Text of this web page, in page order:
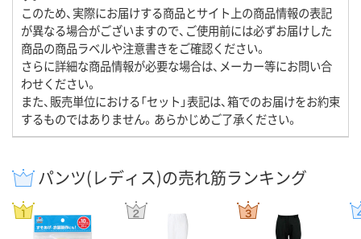
このため、実際にお届けする商品とサイト上の商品情報の表記
が異なる場合がございますので、ご使用前には必ずお届けした
商品の商品ラベルや注意書きをご確認ください。
さらに詳細な商品情報が必要な場合は、メーカー等にお問い合
わせください。
また、販売単位における「セット」表記は、箱でのお届けをお約束
するものではありません。あらかじめご了承ください。
パンツ(レディス)の売れ筋ランキング